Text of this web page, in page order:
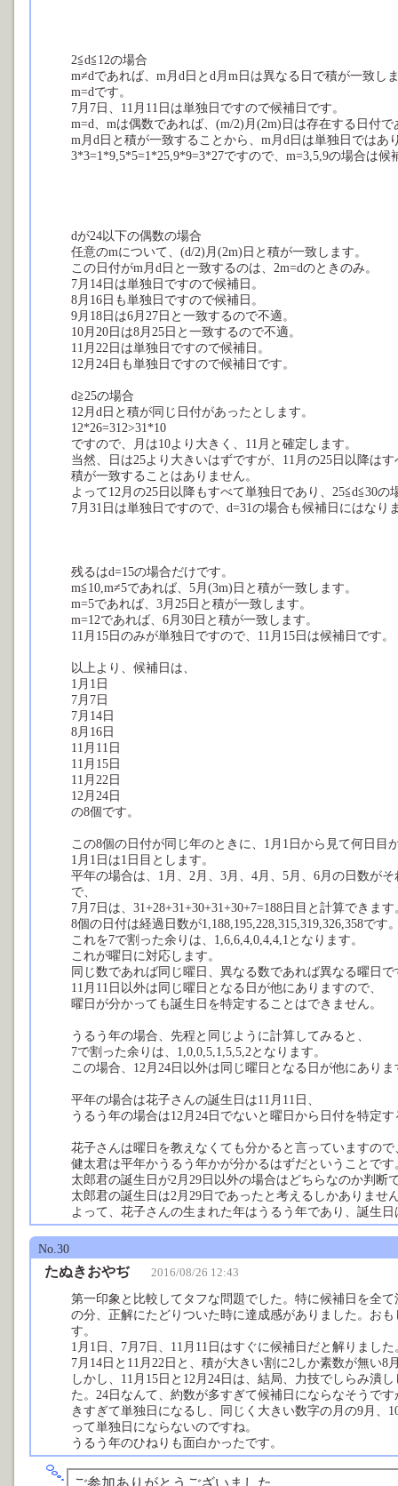
2≦d≦12の場合
m≠dであれば、m月d日とd月m日は異なる日で積が一致し
m=dです。
7月7日、11月11日は単独日ですので候補日です。
m=d、mは偶数であれば、(m/2)月(2m)日は存在する日付で
m月d日と積が一致することから、m月d日は単独日ではあ
3*3=1*9,5*5=1*25,9*9=3*27ですので、m=3,5,9の場合は候
dが24以下の偶数の場合
任意のmについて、(d/2)月(2m)日と積が一致します。
この日付がm月d日と一致するのは、2m=dのときのみ。
7月14日は単独日ですので候補日。
8月16日も単独日ですので候補日。
9月18日は6月27日と一致するので不適。
10月20日は8月25日と一致するので不適。
11月22日は単独日ですので候補日。
12月24日も単独日ですので候補日です。
d≧25の場合
12月d日と積が同じ日付があったとします。
12*26=312>31*10
ですので、月は10より大きく、11月と確定します。
当然、日は25より大きいはずですが、11月の25日以降は
積が一致することはありません。
よって12月の25日以降もすべて単独日であり、25≦d≦30
7月31日は単独日ですので、d=31の場合も候補日にはなり
残るはd=15の場合だけです。
m≦10,m≠5であれば、5月(3m)日と積が一致します。
m=5であれば、3月25日と積が一致します。
m=12であれば、6月30日と積が一致します。
11月15日のみが単独日ですので、11月15日は候補日です。
以上より、候補日は、
1月1日
7月7日
7月14日
8月16日
11月11日
11月15日
11月22日
12月24日
の8個です。
この8個の日付が同じ年のときに、1月1日から見て何日目
1月1日は1日目とします。
平年の場合は、1月、2月、3月、4月、5月、6月の日数がそ
で、
7月7日は、31+28+31+30+31+30+7=188日目と計算できます
8個の日付は経過日数が1,188,195,228,315,319,326,358です
これを7で割った余りは、1,6,6,4,0,4,4,1となります。
これが曜日に対応します。
同じ数であれば同じ曜日、異なる数であれば異なる曜日で
11月11日以外は同じ曜日となる日が他にありますので、
曜日が分かっても誕生日を特定することはできません。
うるう年の場合、先程と同じように計算してみると、
7で割った余りは、1,0,0,5,1,5,5,2となります。
この場合、12月24日以外は同じ曜日となる日が他にありま
平年の場合は花子さんの誕生日は11月11日、
うるう年の場合は12月24日でないと曜日から日付を特定
花子さんは曜日を教えなくても分かると言っていますので
健太君は平年かうるう年かが分かるはずだということです
太郎君の誕生日が2月29日以外の場合はどちらなのか判断
太郎君の誕生日は2月29日であったと考えるしかありませ
よって、花子さんの生まれた年はうるう年であり、誕生日
No.30
たぬきおやぢ 2016/08/26 12:43
第一印象と比較してタフな問題でした。特に候補日を全
の分、正解にたどりついた時に達成感がありました。お
す。
1月1日、7月7日、11月11日はすぐに候補日だと解りまし
7月14日と11月22日と、積が大きい割に2しか素数が無い8
しかし、11月15日と12月24日は、結局、力技でしらみ潰
た。24日なんて、約数が多すぎて候補日にならなそうで
きすぎて単独日になるし、同じく大きい数字の月の9月、
って単独日にならないのですね。
うるう年のひねりも面白かったです。